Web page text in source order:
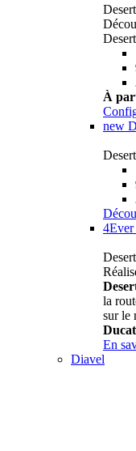
À
new
la
sur le
En
Diavel